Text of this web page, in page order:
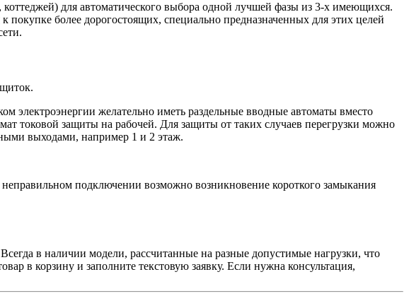
для автоматического выбора одной лучшей фазы из 3-х имеющихся.
более дорогостоящих, специально предназначенных для этих целей
электроэнергии желательно иметь раздельные вводные автоматы вместо
токовой защиты на рабочей. Для защиты от таких случаев перегрузки можно
выходами, например 1 и 2 этаж.
подключении возможно возникновение короткого замыкания
в наличии модели, рассчитанные на разные допустимые нагрузки, что
в корзину и заполните текстовую заявку. Если нужна консультация,